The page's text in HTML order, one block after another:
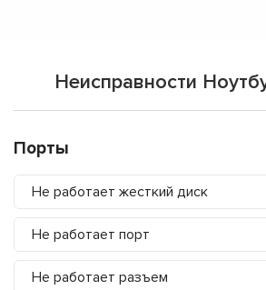
Неисправности
Порты
Не работает жесткий диск
Не работает порт
Не работает разъем